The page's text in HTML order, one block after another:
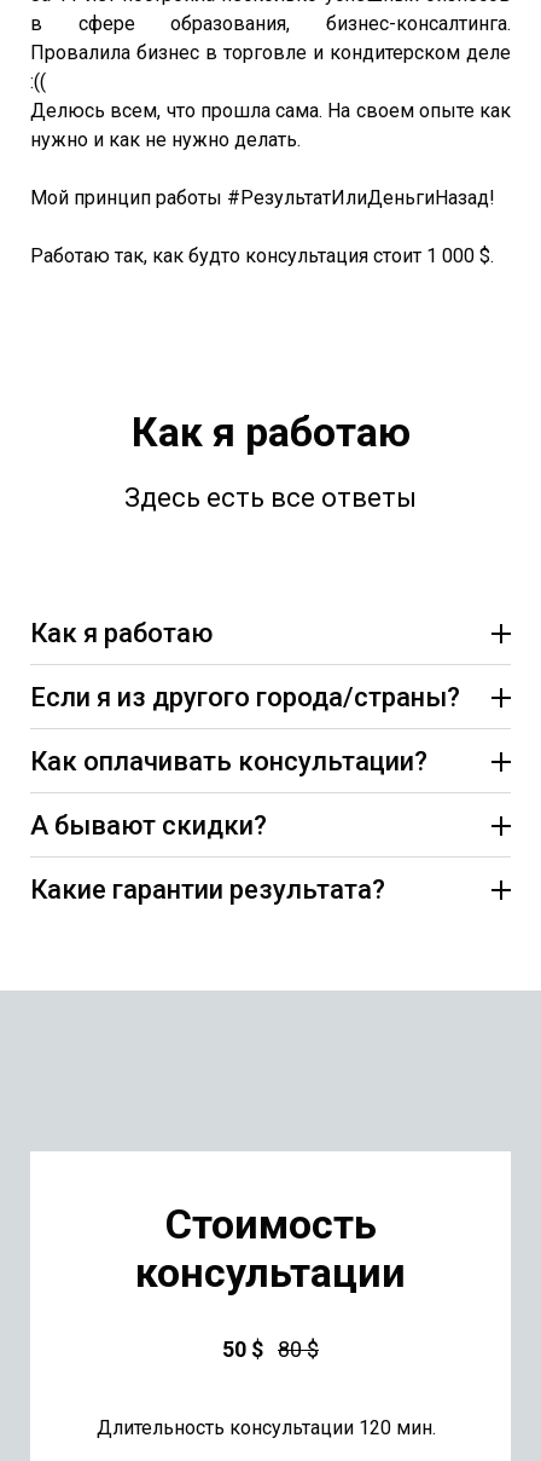
в сфере образования, бизнес-консалтинга.
Провалила бизнес в торговле и кондитерском деле
:((
Делюсь всем, что прошла сама. На своем опыте как
нужно и как не нужно делать.
Мой принцип работы #РезультатИлиДеньгиНазад!
Работаю так, как будто консультация стоит 1 000 $.
Как я работаю
Здесь есть все ответы
Как я работаю
Если я из другого города/страны?
Как оплачивать консультации?
А бывают скидки?
Какие гарантии результата?
Стоимость
консультации
50 $ 80 $
Длительность консультации 120 мин.